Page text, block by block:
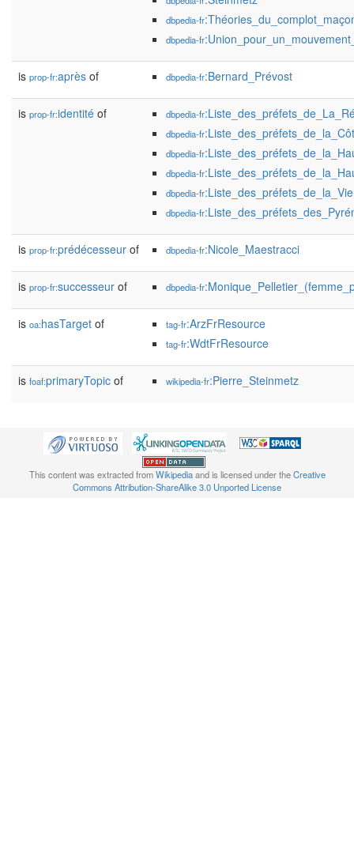
dbpedia-fr
dbpedia-fr
is prop-fr:après of dbpedia-fr:Bernard_Prévost
is prop-fr:identité of dbpedia-fr
dbpedia-fr
dbpedia-fr
dbpedia-fr
dbpedia-fr
dbpedia-fr
is prop-fr:prédécesseur of dbpedia-fr:Nicole_Maestracci
is prop-fr:successeur of dbpedia-fr
is oa:hasTarget of tag-fr:ArzFrResource
tag-fr:WdtFrResource
is foaf:primaryTopic of wikipedia-fr:Pierre_Steinmetz
This content was extracted fromWikipediaand is licensed under theCreative
Commons Attribution-ShareAlike 3.0 Unported License